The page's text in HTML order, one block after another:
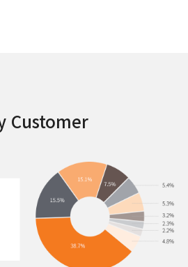
Customer